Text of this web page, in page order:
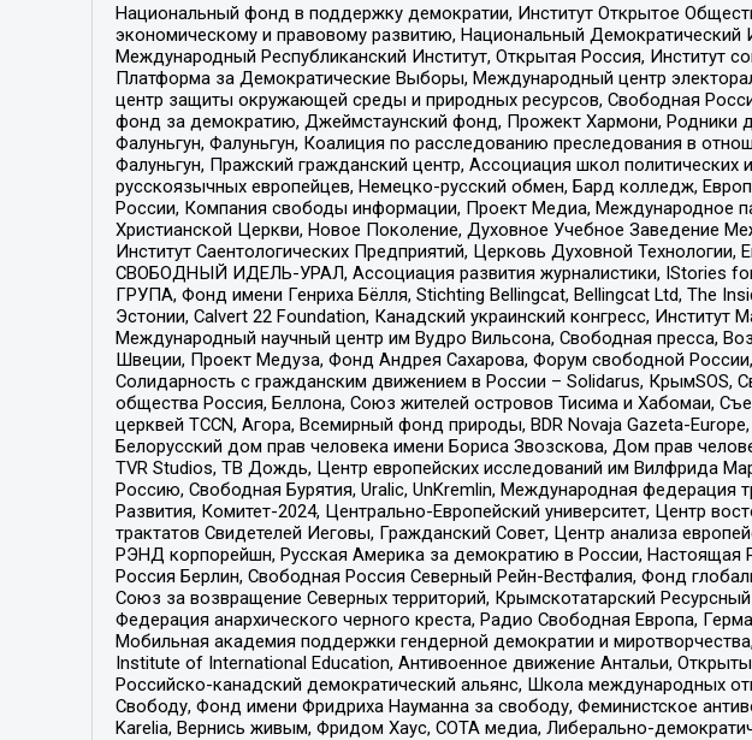
Национальный фонд в поддержку демократии, Институт Открытое
экономическому и правовому развитию, Национальный Демократический
Международный Республиканский Институт, Открытая Россия, Институт
Платформа за Демократические Выборы, Международный центр
центр защиты окружающей среды и природных ресурсов, Свободная
фонд за демократию, Джеймстаунский фонд, Прожект Хармони, Родники
Фалуньгун, Фалуньгун, Коалиция по расследованию преследования в
Фалуньгун, Пражский гражданский центр, Ассоциация школ
русскоязычных европейцев, Немецко-русский обмен, Бард колледж,
России, Компания свободы информации, Проект Медиа, Международное
Христианской Церкви, Новое Поколение, Духовное Учебное Заведение
Институт Саентологических Предприятий, Церковь Духовной
СВОБОДНЫЙ ИДЕЛЬ-УРАЛ, Ассоциация развития журналистики, IStories
ГРУПА, Фонд имени Генриха Бёлля, Stichting Bellingcat, Bellingcat Ltd, The
Эстонии, Calvert 22 Foundation, Канадский украинский конгресс,
Международный научный центр им Вудро Вильсона, Свободная пресса,
Швеции, Проект Медуза, Фонд Андрея Сахарова, Форум свободной
Солидарность с гражданским движением в России – Solidarus, КрымSOS,
общества Россия, Беллона, Союз жителей островов Тисима и Хабомаи,
церквей TCCN, Агора, Всемирный фонд природы, BDR Novaja Gazeta-
Белорусский дом прав человека имени Бориса Звозскова, Дом прав
TVR Studios, ТВ Дождь, Центр европейских исследований им Вилфрида
Россию, Свободная Бурятия, Uralic, UnKremlin, Международная федерация
Развития, Комитет-2024, Центрально-Европейский университет, Центр
трактатов Свидетелей Иеговы, Гражданский Совет, Центр анализа
РЭНД корпорейшн, Русская Америка за демократию в России, Настоящая
Россия Берлин, Свободная Россия Северный Рейн-Вестфалия, Фонд
Союз за возвращение Северных территорий, Крымскотатарский
Федерация анархического черного креста, Радио Свободная Европа,
Мобильная академия поддержки гендерной демократии и
Institute of International Education, Антивоенное движение Антальи,
Российско-канадский демократический альянс, Школа международных
Свободу, Фонд имени Фридриха Науманна за свободу, Феминистское
Karelia, Вернись живым, Фридом Хаус, СОТА медиа, Либерально-